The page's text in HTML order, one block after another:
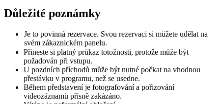
Důležité poznámky
Je to povinná rezervace. Svou rezervaci si můžete udělat na
svém zákaznickém panelu.
Přineste si platný průkaz totožnosti, protože může být
požadován při vstupu.
U pozdních příchodů může být nutné počkat na vhodnou
přestávku v programu, než se usedne.
Během představení je fotografování a pořizování
videozáznamů přísně zakázáno.